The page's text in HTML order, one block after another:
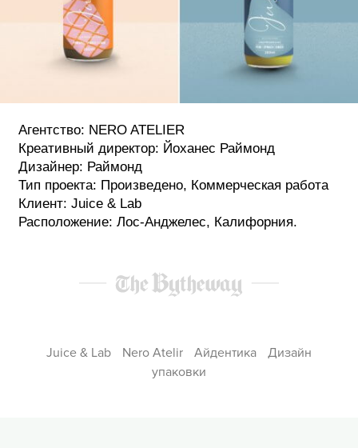
Агентство: NERO ATELIER
Креативный директор: Йоханес Раймонд
Дизайнер: Раймонд
Тип проекта: Произведено, Коммерческая работа
Клиент: Juice & Lab
Расположение: Лос-Анджелес, Калифорния.
Juice & Lab Nero Atelir Айдентика
Дизайн
упаковки